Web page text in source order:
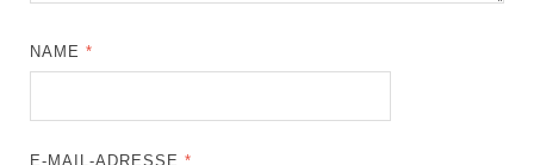
NAME*
E-MAIL-ADRESSE*